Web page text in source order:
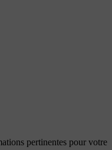
pertinentes pour votre